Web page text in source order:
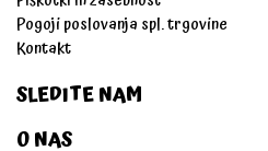
Pogoji poslovanja spl. trgovine
Kontakt
SLEDITE NAM
O NAS